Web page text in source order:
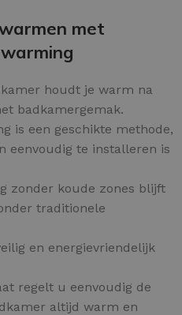
met
houdt je warm na
badkamergemak.
is een geschikte methode,
eenvoudig te installeren is
zonder koude zones blijft
traditionele
en energievriendelijk
regelt u eenvoudig de
altijd warm en